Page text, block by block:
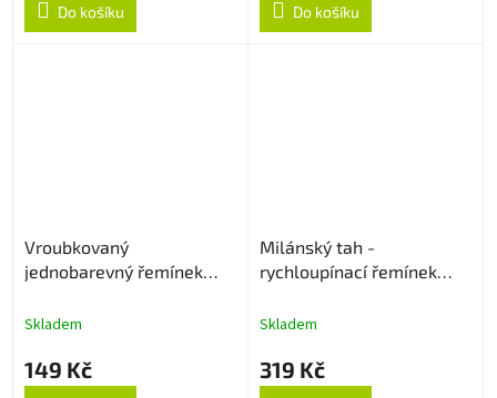
Do košíku Do košíku
Vroubkovaný
jednobarevný řemínek
Skladem
149 Kč
Milánský tah -
rychloupínací řemínek
Skladem
319 Kč